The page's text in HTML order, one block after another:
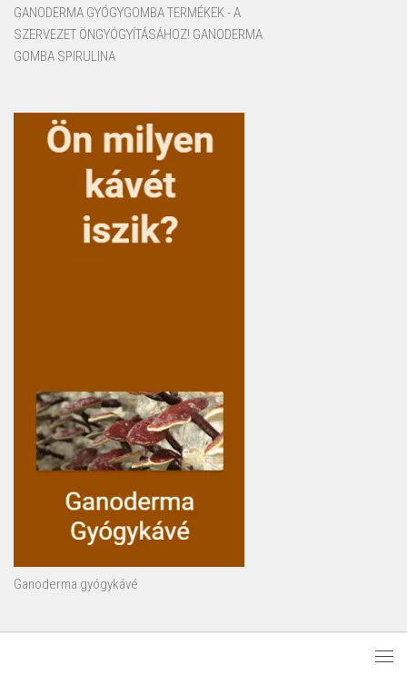
GANODERMA GYÓGYGOMBA TERMÉKEK - A
SZERVEZET ÖNGYÓGYÍTÁSÁHOZ! GANODERMA
GOMBA SPIRULINA
Ganoderma gyógykávé